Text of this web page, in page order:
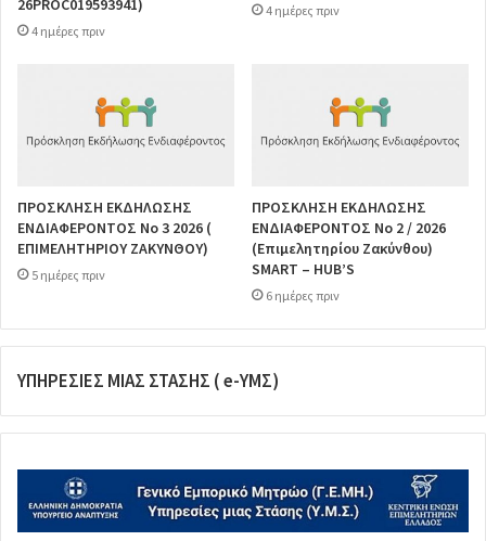
26PROC019593941)
4 ημέρες πριν
4 ημέρες πριν
ΠΡΟΣΚΛΗΣΗ ΕΚΔΗΛΩΣΗΣ
ΕΝΔΙΑΦΕΡΟΝΤΟΣ Νο 3 2026 (
ΕΠΙΜΕΛΗΤΗΡΙΟΥ ΖΑΚΥΝΘΟΥ)
5 ημέρες πριν
ΠΡΟΣΚΛΗΣΗ ΕΚΔΗΛΩΣΗΣ
ΕΝΔΙΑΦΕΡΟΝΤΟΣ Νο 2 / 2026
(Επιμελητηρίου Ζακύνθου)
SMART – HUB’S
6 ημέρες πριν
ΥΠΗΡΕΣΙΕΣ ΜΙΑΣ ΣΤΑΣΗΣ ( e-ΥΜΣ)